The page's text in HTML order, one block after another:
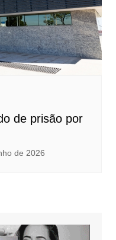
de prisão por
de 2026